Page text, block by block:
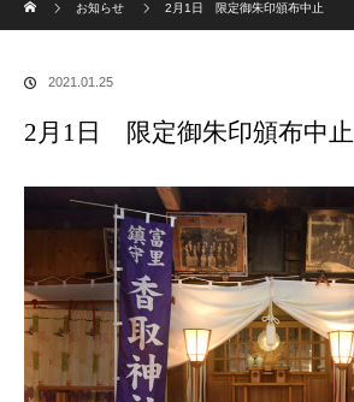
お知らせ
2月1日 限定御朱印頒布中止
2021.01.25
2月1日 限定御朱印頒布中止